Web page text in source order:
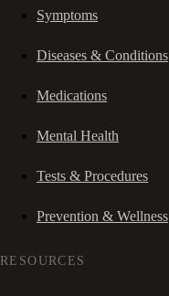
Symptoms
Diseases & Conditions
Medications
Mental Health
Tests & Procedures
Prevention & Wellness
RESOURCES